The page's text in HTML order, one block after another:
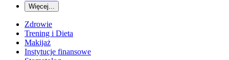
Więcej...
Zdrowie
Trening i Dieta
Makijaż
Instytucje finansowe